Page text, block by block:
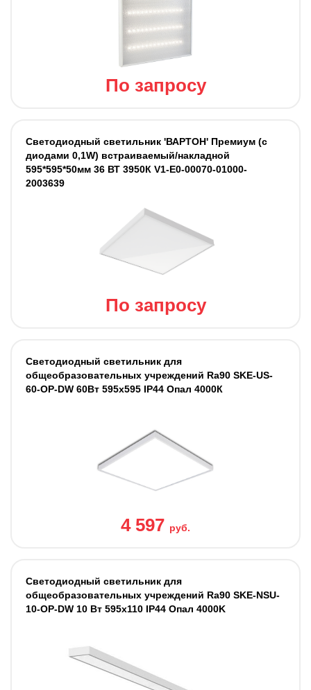
По запросу
Светодиодный светильник 'ВАРТОН' Премиум (с
диодами 0,1W) встраиваемый/накладной
595*595*50мм 36 ВТ 3950К V1-E0-00070-01000-
2003639
По запросу
Светодиодный светильник для
общеобразовательных учреждений Ra90 SKE-US-
60-OP-DW 60Вт 595х595 IP44 Опал 4000К
4 597 руб.
Светодиодный светильник для
общеобразовательных учреждений Ra90 SKE-NSU-
10-OP-DW 10 Вт 595x110 IP44 Опал 4000K